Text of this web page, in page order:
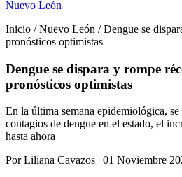
Nuevo León
Inicio / Nuevo León / Dengue se
pronósticos optimistas
Dengue se dispara y rompe
pronósticos optimistas
En la última semana epidemiológica,
contagios de dengue en el estado, el
hasta ahora
Por Liliana Cavazos | 01 Noviembre